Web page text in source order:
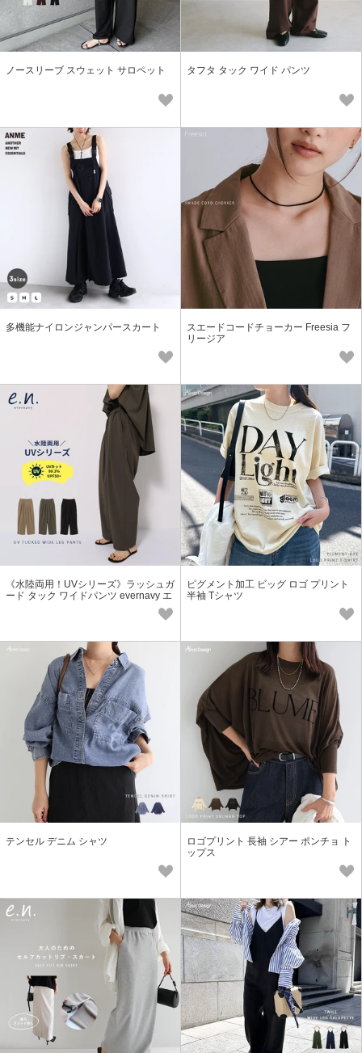
ノースリーブ スウェット サロペット タフタ タック ワイド パンツ
多機能ナイロンジャンパースカート
スエードコードチョーカー Freesia フ
リージア
《水陸両用！UVシリーズ》ラッシュガ
ード タック ワイドパンツ evernavy エ
ピグメント加工 ビッグ ロゴ プリント
半袖 Tシャツ
テンセル デニム シャツ
ロゴプリント 長袖 シアー ポンチョ ト
ップス